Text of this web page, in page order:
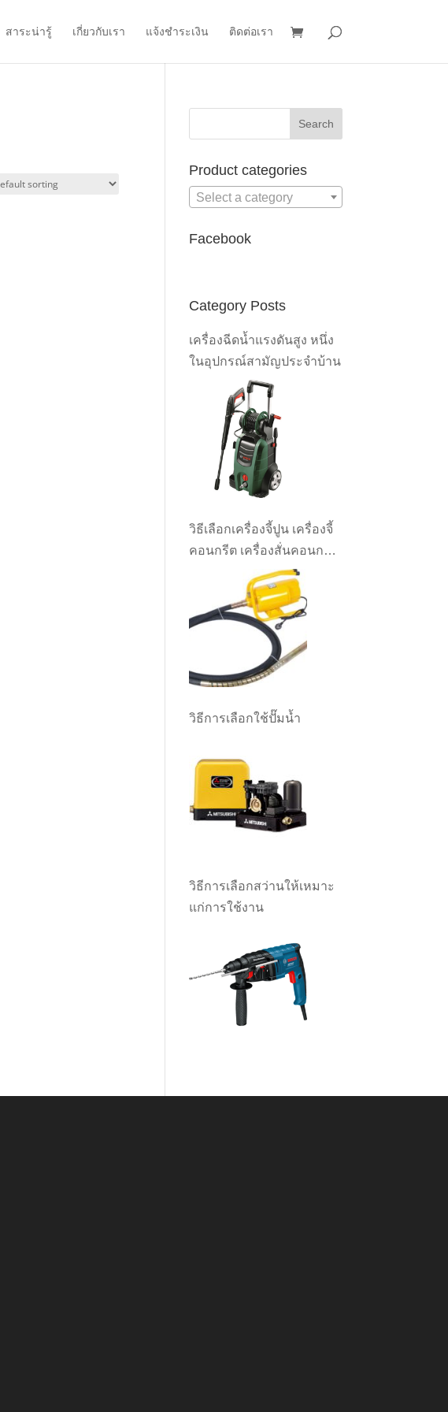
สาระน่ารู้ เกี่ยวกับเรา แจ้งชำระเงิน ติดต่อเรา
Product categories
Select a category
Facebook
Category Posts
เครื่องฉีดน้ำแรงดันสูง หนึ่ง
ในอุปกรณ์สามัญประจำบ้าน
วิธีเลือกเครื่องจี้ปูน เครื่องจี้
คอนกรีต เครื่องสั่นคอนกรีต
ให้เหมาะกับงาน
วิธีการเลือกใช้ปั๊มน้ำ
วิธีการเลือกสว่านให้เหมาะ
แก่การใช้งาน